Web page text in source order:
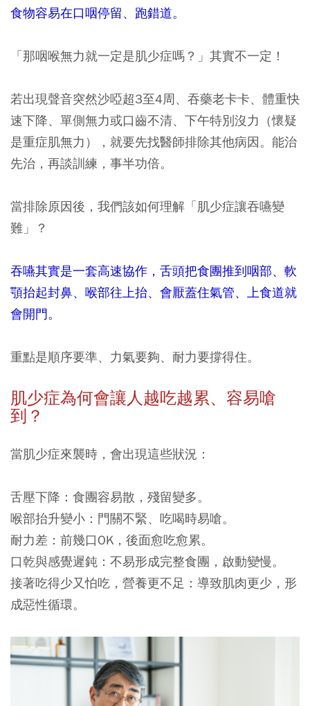
食物容易在口咽停留、跑錯道。
「那咽喉無力就一定是肌少症嗎？」其實不一定！
若出現聲音突然沙啞超3至4周、吞藥老卡卡、體重快
速下降、單側無力或口齒不清、下午特別沒力（懷疑
是重症肌無力），就要先找醫師排除其他病因。能治
先治，再談訓練，事半功倍。
當排除原因後，我們該如何理解「肌少症讓吞嚥變
難」？
吞嚥其實是一套高速協作，舌頭把食團推到咽部、軟
顎抬起封鼻、喉部往上抬、會厭蓋住氣管、上食道就
會開門。
重點是順序要準、力氣要夠、耐力要撐得住。
肌少症為何會讓人越吃越累、容易嗆
到？
當肌少症來襲時，會出現這些狀況：
舌壓下降 ：食團容易散，殘留變多。
喉部抬升變小 ：門關不緊、吃喝時易嗆。
耐力差 ：前幾口OK，後面愈吃愈累。
口乾與感覺遲鈍 ：不易形成完整食團，啟動變慢。
接著吃得少又怕吃，營養更不足 ：導致肌肉更少，形
成惡性循環。